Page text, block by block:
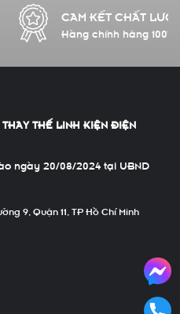
THẾ LINH KIỆN ĐIỆN
ngày 20/08/2024 tại UBND
9, Quận 11, TP Hồ Chí Minh